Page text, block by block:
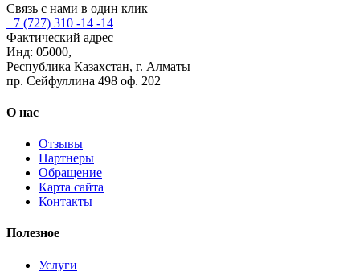
Связь с нами в один клик
+7 (727) 310 -14 -14
Фактический адрес
Инд: 05000,
Республика Казахстан, г. Алматы
пр. Сейфуллина 498 оф. 202
О нас
Отзывы
Партнеры
Обращение
Карта сайта
Контакты
Полезное
Услуги